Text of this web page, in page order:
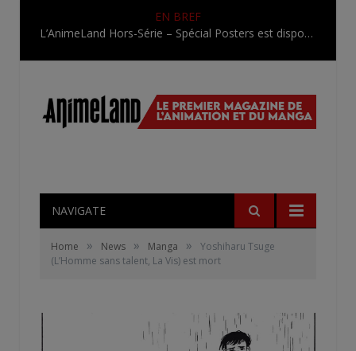
EN BREF
L’AnimeLand Hors-Série – Spécial Posters est disponible !
NAVIGATE
Home » News » Manga »
Yoshiharu Tsuge
(L’Homme sans talent, La Vis) est mort